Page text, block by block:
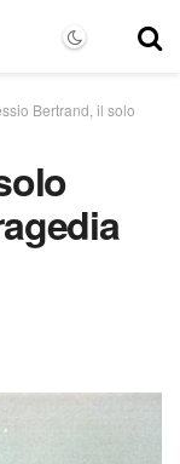
Bertrand, il solo